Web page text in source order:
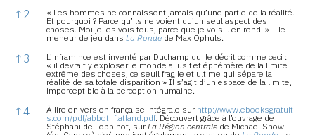
↑ 2
« Les hommes ne connaissent jamais qu’une partie de la réalité.
Et pourquoi ? Parce qu’ils ne voient qu’un seul aspect des
choses. Moi je les vois tous, parce que je vois… en rond. » – le
meneur de jeu dans La Ronde de Max Ophuls.
↑ 3
L’inframince est inventé par Duchamp qui le décrit comme ceci :
« il devrait y exploser le monde allusif et éphémère de la limite
extrême des choses, ce seuil fragile et ultime qui sépare la
réalité de sa totale disparition » Il s’agit d’un espace de la limite,
imperceptible à la perception humaine.
↑4 À lire en version française intégrale sur http://www.ebooksgratuit
s.com/pdf/abbot_flatland.pdf. Découvert grâce à l’ouvrage de
Stéphani de Loppinot, surLa Région centrale de Michael Snow